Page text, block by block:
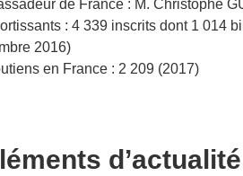
de France : M. Christophe
: 4 339 inscrits dont 1 014
2016)
en France : 2 209 (2017)
d’actualité